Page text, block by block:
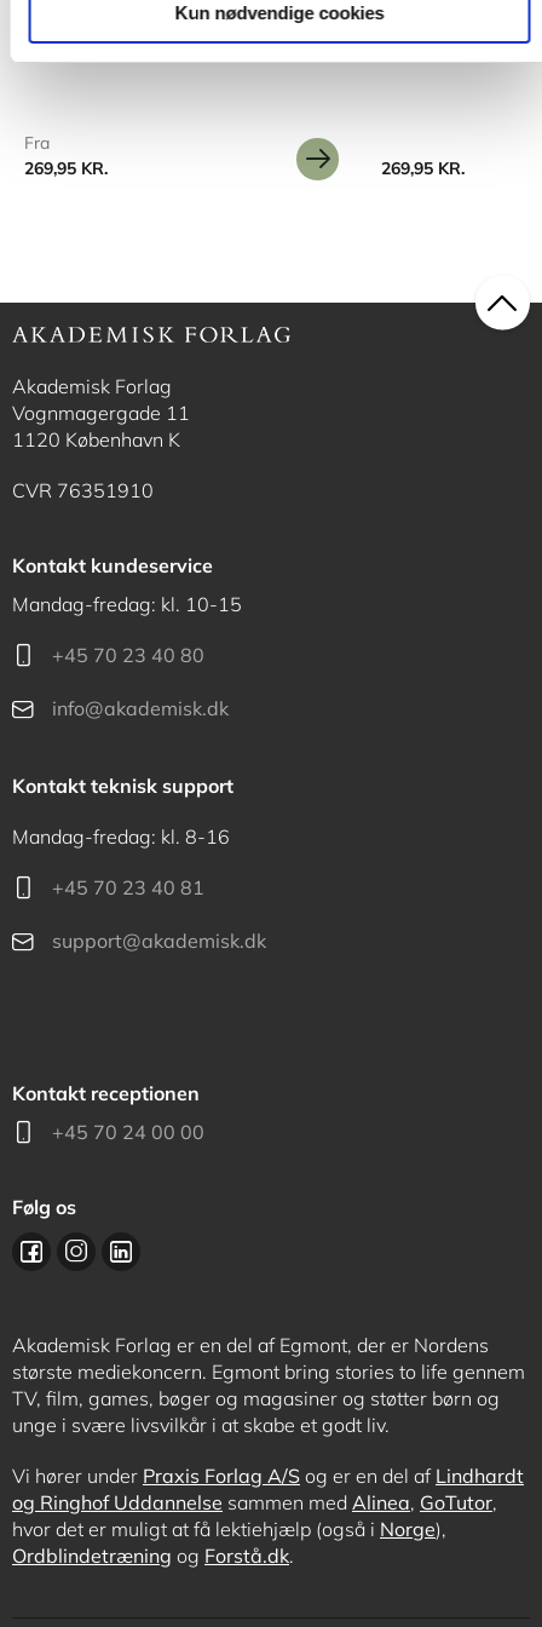
Kun nødvendige cookies
Det pædagogfaglige miljø
Jan Jaap Rothuizen Line Togsverd
Fra
269,95 KR.
Unges livsvilkår
Üzeyir Tireli Ole
269,95 KR.
Akademisk Forlag
Vognmagergade 11
1120 København K
CVR 76351910
Kontakt kundeservice
Mandag-fredag: kl. 10-15
+45 70 23 40 80
info@akademisk.dk
Kontakt teknisk support
Mandag-fredag: kl. 8-16
+45 70 23 40 81
support@akademisk.dk
Kontakt receptionen
+45 70 24 00 00
Følg os
Akademisk Forlag er en del af Egmont, der er Nordens
største mediekoncern. Egmont bring stories to life gennem
TV, film, games, bøger og magasiner og støtter børn og
unge i svære livsvilkår i at skabe et godt liv.
Vi hører under Praxis Forlag A/S og er en del af Lindhardt
og Ringhof Uddannelse sammen med Alinea, GoTutor,
hvor det er muligt at få lektiehjælp (også i Norge),
Ordblindetræning og Forstå.dk.